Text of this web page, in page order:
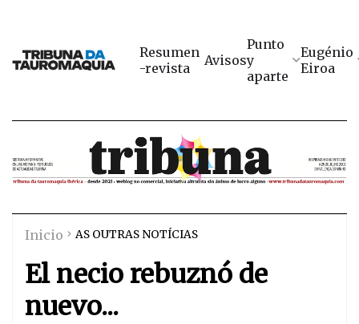
Resumen
-revista
Avisos
Punto
y
aparte
Eugénio
Eiroa
Inicio AS OUTRAS NOTÍCIAS
El necio rebuznó de
nuevo...